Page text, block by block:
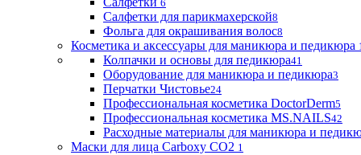
6
Салфетки для парикмахерской8
Фольга для окрашивания волос8
Косметика и аксессуары для маникюра и педикюра
Колпачки и основы для педикюра41
Оборудование для маникюра и педикюра3
Перчатки Чистовье24
Профессиональная косметика DoctorDerm5
Профессиональная косметика MS.NAILS42
Расходные материалы для маникюра и
Маски для лица Carboxy CO2 1